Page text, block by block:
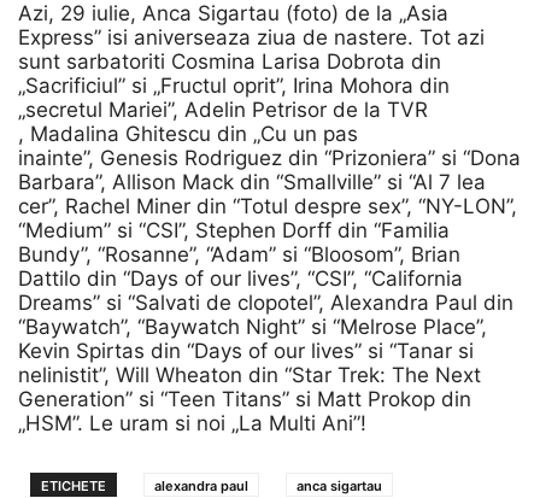
Azi, 29 iulie, Anca Sigartau (foto) de la „Asia
Express” isi aniverseaza ziua de nastere. Tot azi
sunt sarbatoriti Cosmina Larisa Dobrota din
„Sacrificiul” si „Fructul oprit”, Irina Mohora din
„secretul Mariei”, Adelin Petrisor de la TVR
, Madalina Ghitescu din „Cu un pas
inainte”, Genesis Rodriguez din “Prizoniera” si “Dona
Barbara”, Allison Mack din “Smallville” si “Al 7 lea
cer”, Rachel Miner din “Totul despre sex”, “NY-LON”,
“Medium” si “CSI”, Stephen Dorff din “Familia
Bundy”, “Rosanne”, “Adam” si “Bloosom”, Brian
Dattilo din “Days of our lives”, “CSI”, “California
Dreams” si “Salvati de clopotel”, Alexandra Paul din
“Baywatch”, “Baywatch Night” si “Melrose Place”,
Kevin Spirtas din “Days of our lives” si “Tanar si
nelinistit”, Will Wheaton din “Star Trek: The Next
Generation” si “Teen Titans” si Matt Prokop din
„HSM”. Le uram si noi „La Multi Ani”!
ETICHETE alexandra paul anca sigartau